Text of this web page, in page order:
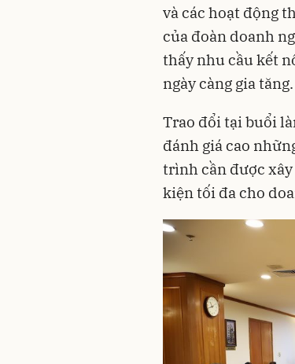
và các hoạt động
của đoàn doanh
thấy nhu cầu kết
ngày càng gia tăng.
Trao đổi tại buổi
đánh giá cao
trình cần được
kiện tối đa cho